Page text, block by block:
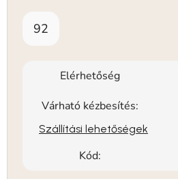
92
Elérhetőség
Várható kézbesítés:
Szállítási lehetőségek
Kód: